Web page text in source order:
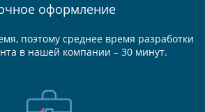
оформление
поэтому среднее время разработки
в нашей компании – 30 минут.